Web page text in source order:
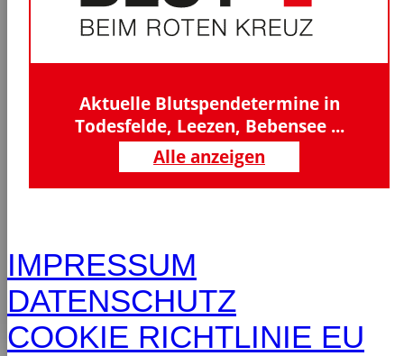
Aktuelle Blutspendetermine in
Todesfelde, Leezen, Bebensee ...
Alle anzeigen
IMPRESSUM
DATENSCHUTZ
COOKIE RICHTLINIE EU